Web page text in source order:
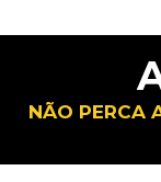
NÃO PERCA